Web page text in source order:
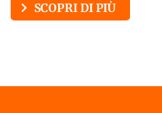
SCOPRI DI PIÙ